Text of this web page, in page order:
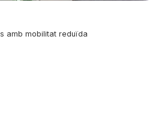
amb mobilitat reduïda